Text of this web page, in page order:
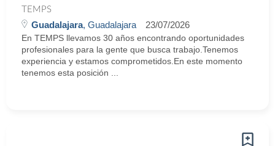
TEMPS
Guadalajara, Guadalajara 23/07/2026
En TEMPS llevamos 30 años encontrando oportunidades
profesionales para la gente que busca trabajo.Tenemos
experiencia y estamos comprometidos.En este momento
tenemos esta posición ...